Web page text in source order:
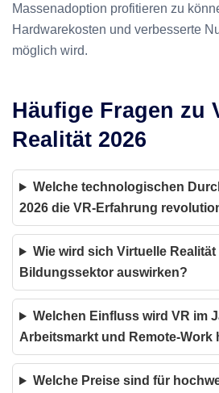
Massenadoption profitieren zu
Hardwarekosten und verbesserte
möglich wird.
Häufige Fragen zu
Realität 2026
Welche technologischen
2026 die VR-Erfahrung
Wie wird sich Virtuelle
Bildungssektor auswirken?
Welchen Einfluss wird VR im
Arbeitsmarkt und Remote-Work
Welche Preise sind für